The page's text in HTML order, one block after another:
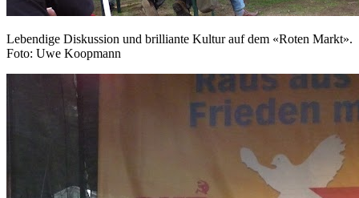
Lebendige Diskussion und brilliante Kultur auf dem «Roten Markt».
Foto: Uwe Koopmann